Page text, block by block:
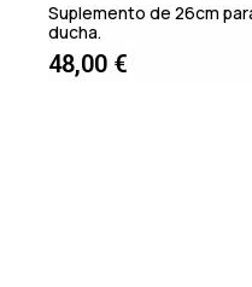
Suplemento de 26cm
ducha.
48,00 €